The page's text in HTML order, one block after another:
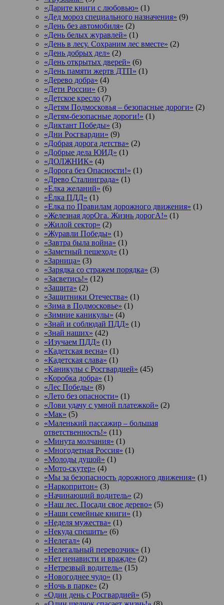
«Дарите книги с любовью» (1)
«Дед мороз специального назначения» (9)
«День без автомобиля» (2)
«День белых журавлей» (1)
«День в лесу. Сохраним лес вместе» (2)
«День добрых дел» (2)
«День открытых дверей» (6)
«День памяти жертв ДТП» (1)
«Дерево добра» (4)
«Дети России» (3)
«Детское кресло (7)
«Детям Подмосковья – безопасные дороги» (2)
«Детям-безопасные дороги!» (1)
«Диктант Победы» (3)
«Дни Росгвардии» (9)
«Добрая дорога детства» (2)
«Добрые дела ЮИД» (1)
«ДОЛЖНИК» (4)
«Дорога без Опасности!» (1)
«Древо Сталинграда» (1)
«Елка желаний» (6)
«Ёлка ПДД» (1)
«Елка по Правилам дорожного движения» (1)
«Железная дорОга. Жизнь дорогА!» (1)
«Жилой сектор» (2)
«Журавли Победы» (1)
«Завтра была война» (1)
«Заметный пешеход» (1)
«Зарница» (3)
«Зарядка со стражем порядка» (3)
«Засветись!» (12)
«Защита» (2)
«Защитники Отечества» (1)
«Зима в Подмосковье» (1)
«Зимние каникулы» (4)
«Знай и соблюдай ПДД» (1)
«Знай наших» (42)
«Изучаем ПДД» (1)
«Кадетская весна» (1)
«Кадетская слава» (1)
«Каникулы с Росгвардией» (45)
«Коробка добра» (1)
«Лес Победы» (8)
«Лето без опасности» (1)
«Лови удачу с умной платежкой» (2)
«Мак» (5)
«Маленький пассажир – большая
ответственность!» (11)
«Минута молчания» (1)
«Многодетная Россия» (1)
«Молоды душой» (1)
«Мото-скутер» (4)
«Мы за безопасность дорожного движения» (1)
«Наркопритон» (3)
«Начинающий водитель» (2)
«Наш лес. Посади свое дерево» (5)
«Наши семейные книги» (1)
«Неделя мужества» (1)
«Некуда спешить» (6)
«Нелегал» (4)
«Нелегальный перевозчик» (1)
«Нет ненависти и вражде» (2)
«Нетрезвый водитель» (15)
«Новогоднее чудо» (1)
«Ночь в парке» (2)
«Один день с Росгвардией» (5)